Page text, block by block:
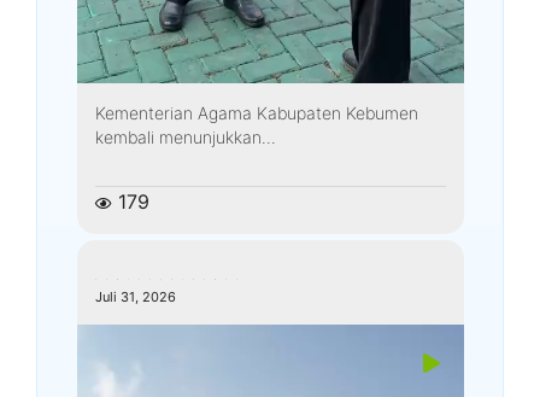
Kementerian Agama Kabupaten Kebumen
kembali menunjukkan...
179
Juli 31, 2026